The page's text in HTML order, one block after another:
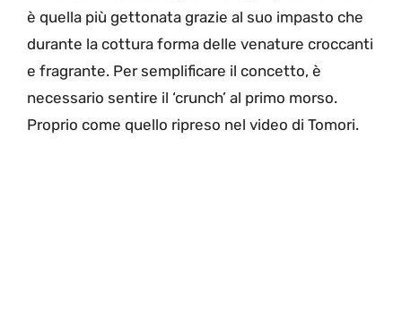
è quella più gettonata grazie al suo impasto che
durante la cottura forma delle venature croccanti
e fragrante. Per semplificare il concetto, è
necessario sentire il ‘crunch’ al primo morso.
Proprio come quello ripreso nel video di Tomori.